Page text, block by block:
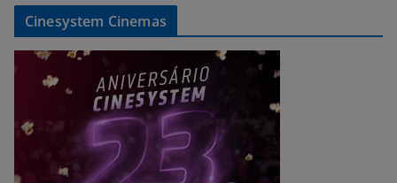
Cinesystem Cinemas